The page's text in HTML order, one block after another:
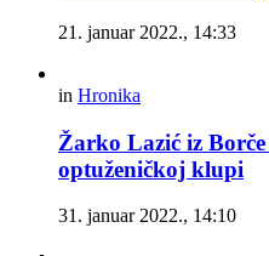
21. januar 2022., 14:33
in Hronika
Žarko Lazić iz
optuženičkoj klupi
31. januar 2022., 14:10